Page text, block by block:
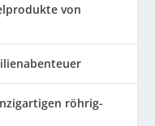
von
röhrig-